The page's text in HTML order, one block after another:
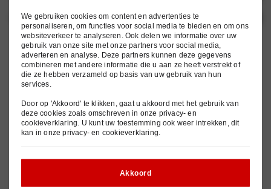
We gebruiken cookies om content en advertenties te
personaliseren, om functies voor social media te bieden en om ons
websiteverkeer te analyseren. Ook delen we informatie over uw
gebruik van onze site met onze partners voor social media,
adverteren en analyse. Deze partners kunnen deze gegevens
combineren met andere informatie die u aan ze heeft verstrekt of
die ze hebben verzameld op basis van uw gebruik van hun
services.
Door op 'Akkoord' te klikken, gaat u akkoord met het gebruik van
deze cookies zoals omschreven in onze privacy- en
cookieverklaring . U kunt uw toestemming ook weer intrekken, dit
kan in onzeprivacy- en cookieverklaring
Akkoord
Nissan
Omoda
Jaecoo
Occasions
Elektrische auto's
Hybride auto's
Alle modellen
Onderhoud
Werkplaatsafspraak
Inruilwaarde berekenen
Autoschade
Pechhulp
Ursem Barten
Vestigingen
Over ons
Vacatures
Nieuws
Contact
© 2026
Privacy- en cookieverklaring
Algemene voorwaarden